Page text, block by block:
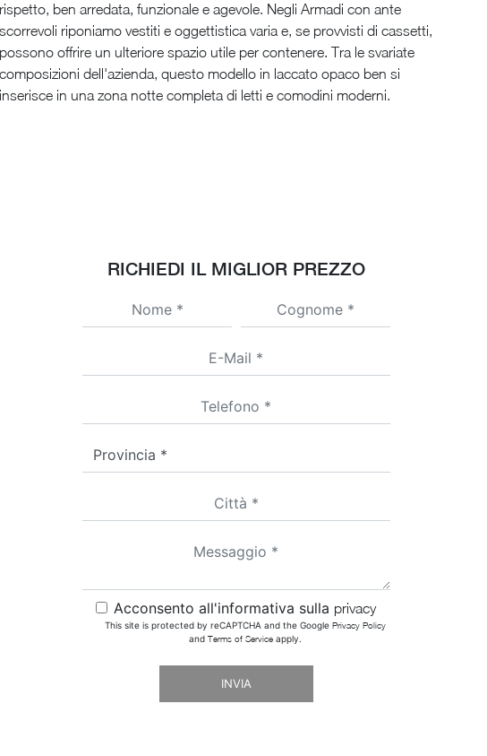
rispetto, ben arredata, funzionale e agevole. Negli Armadi con ante
scorrevoli riponiamo vestiti e oggettistica varia e, se provvisti di cassetti,
possono offrire un ulteriore spazio utile per contenere. Tra le svariate
composizioni dell'azienda, questo modello in laccato opaco ben si
inserisce in una zona notte completa di letti e comodini moderni.
RICHIEDI IL MIGLIOR PREZZO
Acconsento all'informativa sulla privacy
This site is protected by reCAPTCHA and the Google Privacy Policy
and Terms of Serviceapply.
INVIA